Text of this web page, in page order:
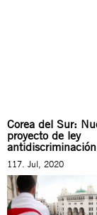
Corea del Sur:
proyecto de ley
117. Jul, 2020